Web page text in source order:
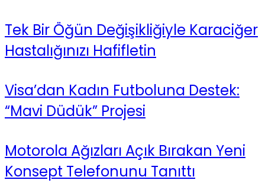
Tek Bir Öğün Değişikliğiyle Karaciğer
Hastalığınızı Hafifletin
Visa’dan Kadın Futboluna Destek:
“Mavi Düdük” Projesi
Motorola Ağızları Açık Bırakan Yeni
Konsept Telefonunu Tanıttı